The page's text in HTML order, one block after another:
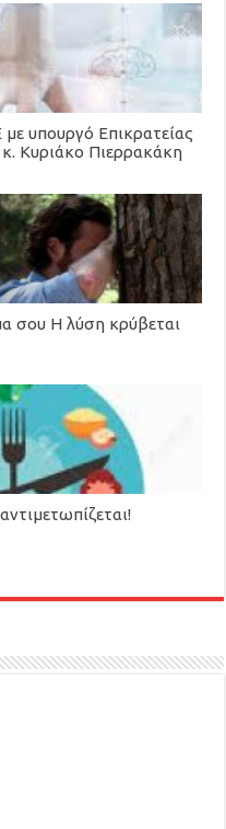
υπουργό Επικρατείας
Κυριάκο Πιερρακάκη
σου Η λύση κρύβεται